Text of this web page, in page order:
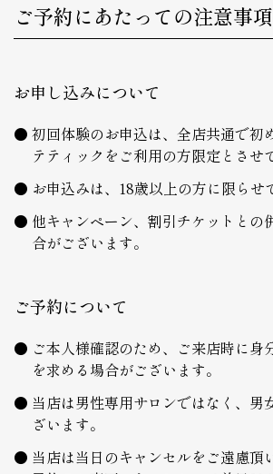
ご予約にあたっての注意事項
お申し込みについて
初回体験のお申込は、全店共通で初
テティックをご利用の方限定とさせ
お申込みは、18歳以上の方に限らせ
他キャンペーン、割引チケットとの
合がございます。
ご予約について
ご本人様確認のため、ご来店時に身
を求める場合がございます。
当店は男性専用サロンではなく、男
ざいます。
当店は当日のキャンセルをご遠慮頂